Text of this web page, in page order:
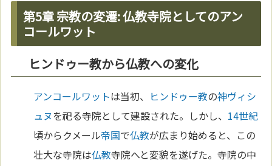
第5章 宗教の変遷: 仏教寺院としてのアン
コールワット
ヒンドゥー教から仏教への変化
アンコールワットは当初、 ヒンドゥー教の神ヴィシ
ュヌを祀る寺院として建設された。しかし、 14世紀
頃からクメール帝国で仏教が広まり始めると、この
壮大な寺院は仏教寺院へと変貌を遂げた。寺院の中